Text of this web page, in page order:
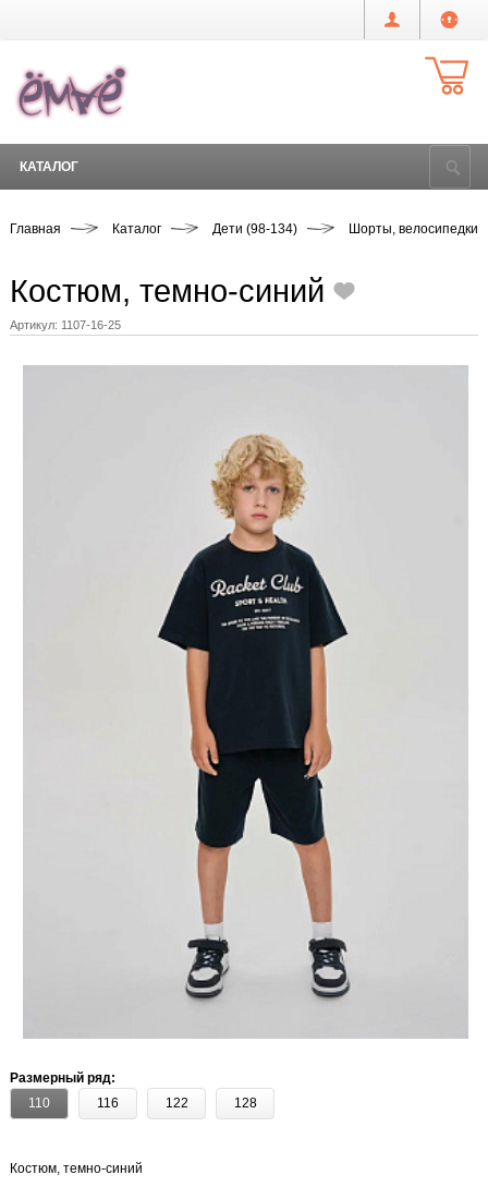
КАТАЛОГ
Главная Каталог Дети (98-134) Шорты, велосипедки
Костюм, темно-синий
Артикул: 1107-16-25
Размерный ряд:
110
116 122 128
Костюм, темно-синий